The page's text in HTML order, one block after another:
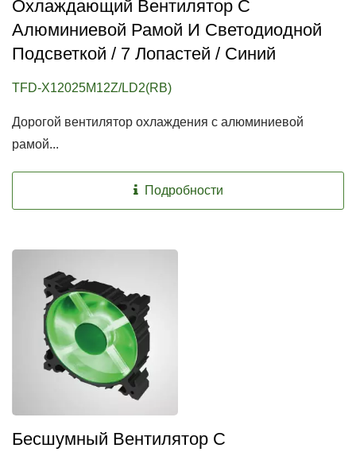
Охлаждающий Вентилятор С
Алюминиевой Рамой И Светодиодной
Подсветкой / 7 Лопастей / Синий
TFD-X12025M12Z/LD2(RB)
Дорогой вентилятор охлаждения с алюминиевой
рамой...
Подробности
Бесшумный Вентилятор С